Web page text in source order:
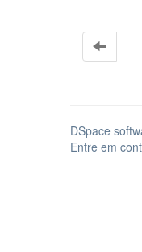
DSpace
Entre em